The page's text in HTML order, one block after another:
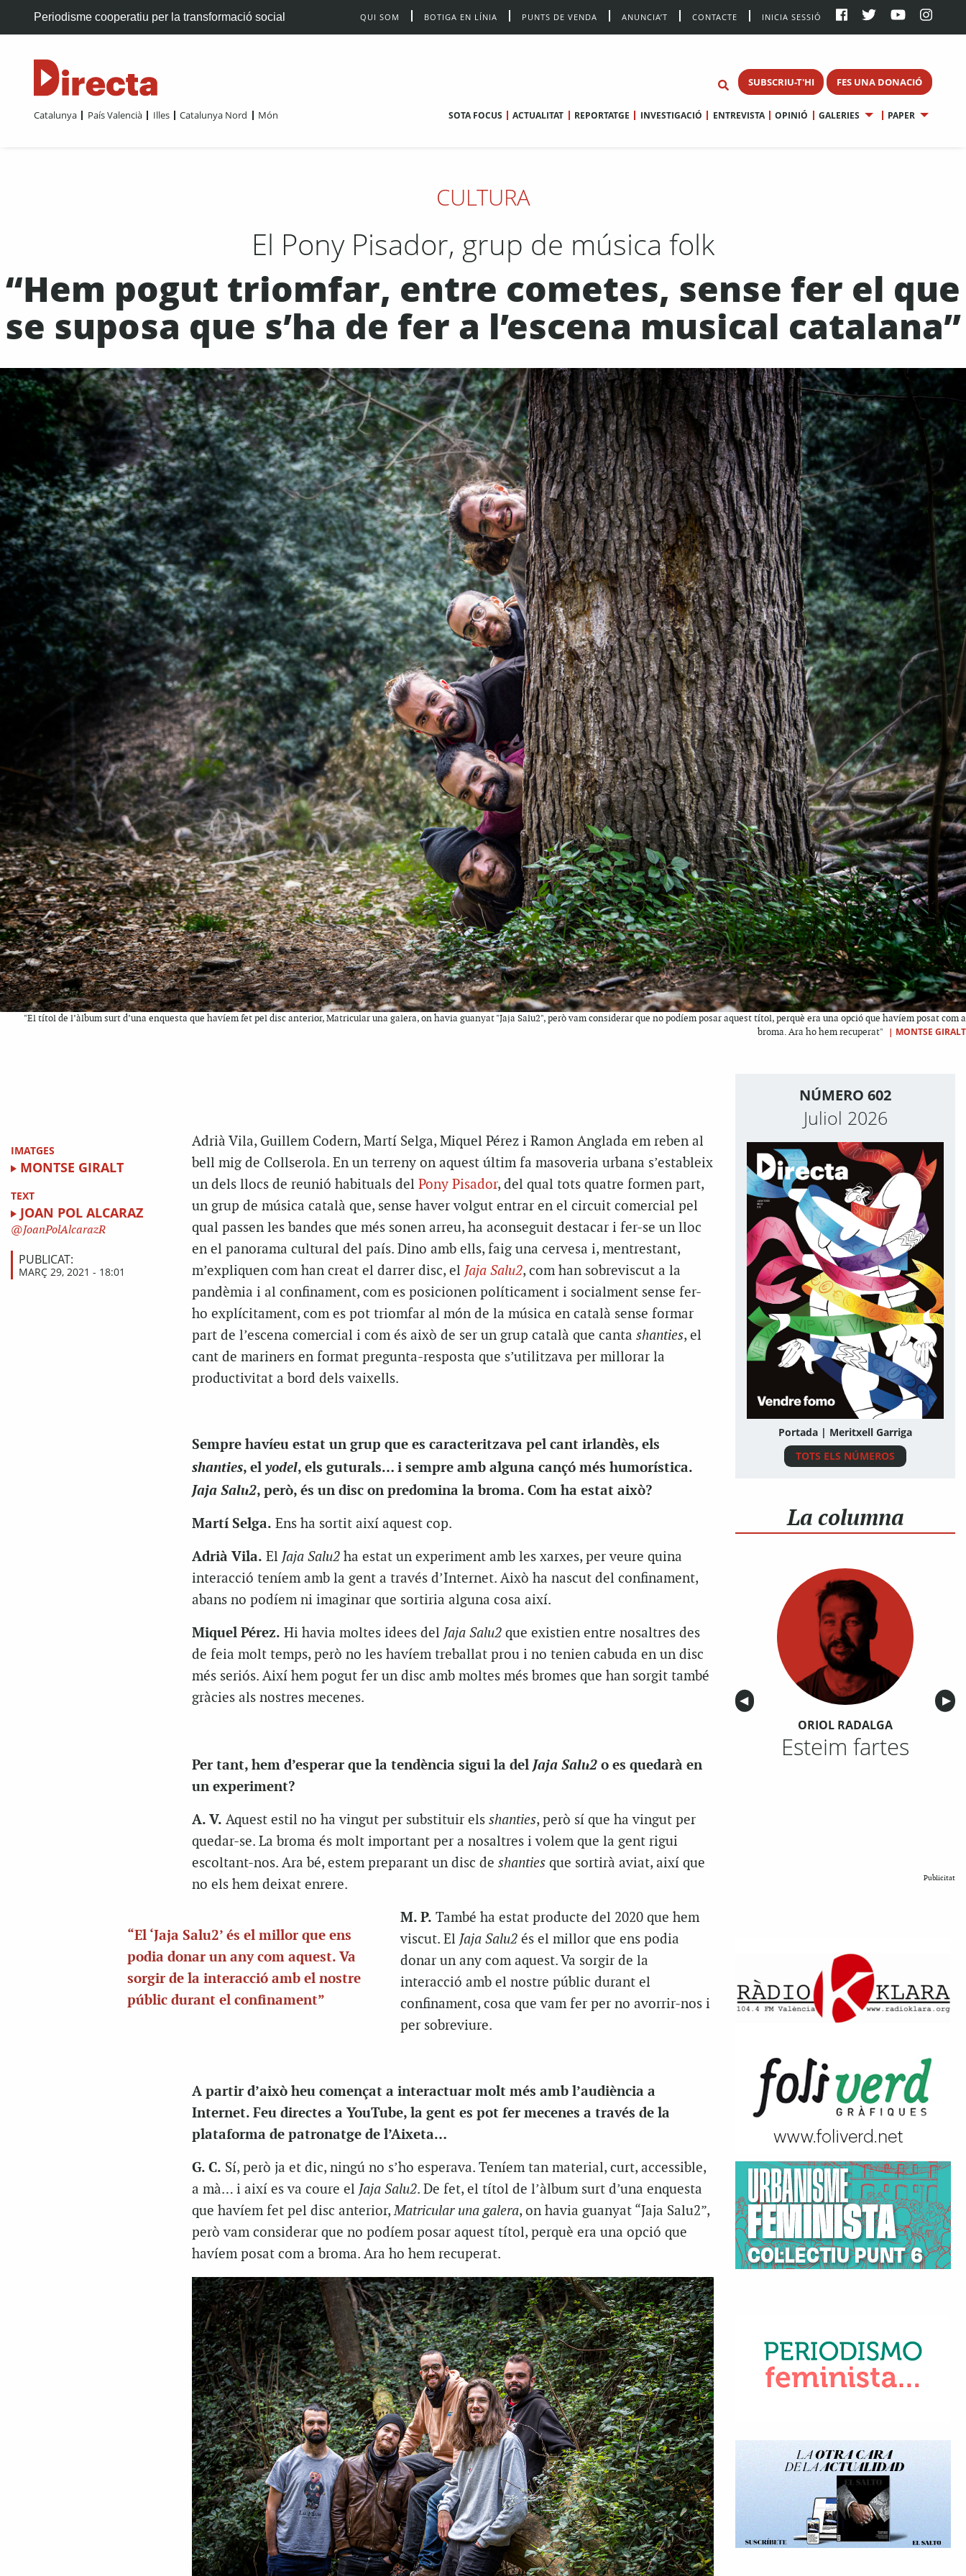
Periodisme cooperatiu per la transformació social QUI SOM BOTIGA EN LÍNIA PUNTS DE VENDA ANUNCIA’T CONTACTE INICIA SESSIÓ
SUBSCRIU-T'HI FES UNA DONACIÓ
Catalunya País Valencià Illes Catalunya Nord Món SOTA FOCUS ACTUALITAT REPORTATGE INVESTIGACIÓ ENTREVISTA OPINIÓ GALERIES PAPER
CULTURA
El Pony Pisador, grup de música folk
“Hem pogut triomfar, entre cometes, sense fer el que
se suposa que s’ha de fer a l’escena musical catalana”
"El títol de l’àlbum surt d’una enquesta que havíem fet pel disc anterior, Matricular una galera, on havia guanyat "Jaja Salu2", però vam considerar que no podíem posar aquest títol, perquè era una opció que havíem posat com a
broma. Ara ho hem recuperat"
| MONTSE GIRALT
IMATGES
MONTSE GIRALT
TEXT
JOAN POL ALCARAZ
JoanPolAlcarazR
PUBLICAT:
MARÇ 29, 2021 - 18:01
Adrià Vila, Guillem Codern, Martí Selga, Miquel Pérez i Ramon Anglada em reben al
bell mig de Collserola. En un terreny on aquest últim fa masoveria urbana s’estableix
un dels llocs de reunió habituals del Pony Pisador, del qual tots quatre formen part,
un grup de música català que, sense haver volgut entrar en el circuit comercial pel
qual passen les bandes que més sonen arreu, ha aconseguit destacar i fer-se un lloc
en el panorama cultural del país. Dino amb ells, faig una cervesa i, mentrestant,
m’expliquen com han creat el darrer disc, el Jaja Salu2, com han sobreviscut a la
pandèmia i al confinament, com es posicionen políticament i socialment sense fer-
ho explícitament, com es pot triomfar al món de la música en català sense formar
part de l’escena comercial i com és això de ser un grup català que canta shanties, el
cant de mariners en format pregunta-resposta que s’utilitzava per millorar la
productivitat a bord dels vaixells.
Sempre havíeu estat un grup que es caracteritzava pel cant irlandès, els
shanties, el yodel, els guturals… i sempre amb alguna cançó més humorística.
Jaja Salu2, però, és un disc on predomina la broma. Com ha estat això?
Martí Selga. Ens ha sortit així aquest cop.
Adrià Vila. El Jaja Salu2 ha estat un experiment amb les xarxes, per veure quina
interacció teníem amb la gent a través d’Internet. Això ha nascut del confinament,
abans no podíem ni imaginar que sortiria alguna cosa així.
Miquel Pérez. Hi havia moltes idees del Jaja Salu2 que existien entre nosaltres des
de feia molt temps, però no les havíem treballat prou i no tenien cabuda en un disc
més seriós. Així hem pogut fer un disc amb moltes més bromes que han sorgit també
gràcies als nostres mecenes.
Per tant, hem d’esperar que la tendència sigui la del Jaja Salu2 o es quedarà en
un experiment?
A. V. Aquest estil no ha vingut per substituir els shanties, però sí que ha vingut per
quedar-se. La broma és molt important per a nosaltres i volem que la gent rigui
escoltant-nos. Ara bé, estem preparant un disc de shanties que sortirà aviat, així que
no els hem deixat enrere.
“El ‘Jaja Salu2’ és el millor que ens
podia donar un any com aquest. Va
sorgir de la interacció amb el nostre
públic durant el confinament”
M. P. També ha estat producte del 2020 que hem
viscut. El Jaja Salu2 és el millor que ens podia
donar un any com aquest. Va sorgir de la
interacció amb el nostre públic durant el
confinament, cosa que vam fer per no avorrir-nos i
per sobreviure.
A partir d’això heu començat a interactuar molt més amb l’audiència a
Internet. Feu directes a YouTube, la gent es pot fer mecenes a través de la
plataforma de patronatge de l’Aixeta…
G. C. Sí, però ja et dic, ningú no s’ho esperava. Teníem tan material, curt, accessible,
a mà… i així es va coure el Jaja Salu2. De fet, el títol de l’àlbum surt d’una enquesta
que havíem fet pel disc anterior,Matricular una galera, on havia guanyat “Jaja Salu2”,
però vam considerar que no podíem posar aquest títol, perquè era una opció que
havíem posat com a broma. Ara ho hem recuperat.
NÚMERO 602
Juliol 2026
Portada | Meritxell Garriga
TOTS ELS NÚMEROS
La columna
Anterior
◀︎ ▶︎
ORIOL RADALGA
Esteim fartes
Publicitat